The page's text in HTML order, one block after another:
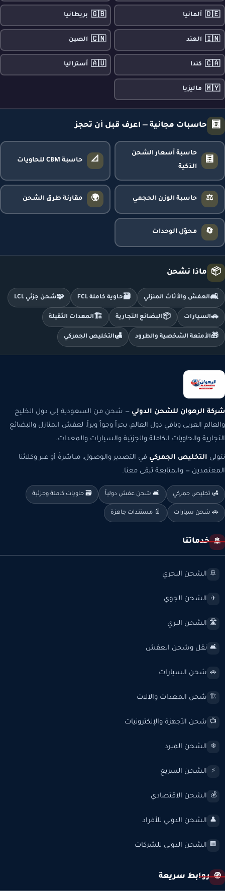
🇩🇪 ألمانيا 🇬🇧 بريطانيا
🇮🇳 الهند 🇨🇳 الصين
🇨🇦 كندا 🇦🇺 أستراليا
🇲🇾 ماليزيا
🧮 حاسبات مجانية — اعرف قبل أن تحجز
🧮
حاسبة أسعار الشحن
الذكية
📐 حاسبة CBM للحاويات
⚖️ حاسبة الوزن الحجمي 🌍 مقارنة طرق الشحن
🔄 محوّل الوحدات
📦 ماذا نشحن
🛋️العفش والأثاث المنزلي 🗃️حاوية كاملة FCL 🧩شحن جزئي LCL
🚗السيارات 📦البضائع التجارية 🏗️المعدات الثقيلة
🎁الأمتعة الشخصية والطرود 🛃التخليص الجمركي
شركة الرهوان للشحن الدولي — شحن من السعودية إلى دول الخليج
والعالم العربي وباقي دول العالم، بحراً وجواً وبراً، لعفش المنازل والبضائع
التجارية والحاويات الكاملة والجزئية والسيارات والمعدات.
نتولى التخليص الجمركي في التصدير والوصول، مباشرةً أو عبر وكلائنا
المعتمدين — والمتابعة تبقى معنا.
🛃 تخليص جمركي 🛋️ شحن عفش دولياً 🗃️ حاويات كاملة وجزئية
🚗 شحن سيارات 📄 مستندات جاهزة
🚢 خدماتنا
🚢 الشحن البحري
✈️ الشحن الجوي
🛣️ الشحن البري
🛋️ نقل وشحن العفش
🚗 شحن السيارات
🏗️ شحن المعدات والآلات
📺 شحن الأجهزة والإلكترونيات
❄️ الشحن المبرد
⚡ الشحن السريع
💰 الشحن الاقتصادي
👤 الشحن الدولي للأفراد
🏢 الشحن الدولي للشركات
🧭 روابط سريعة